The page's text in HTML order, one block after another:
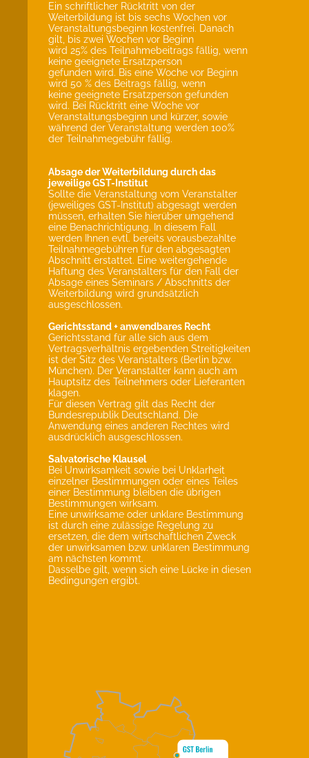
Ein schriftlicher Rücktritt von der
Weiterbildung ist bis sechs Wochen vor
Veranstaltungsbeginn kostenfrei. Danach
gilt, bis zwei Wochen vor Beginn
wird 25% des Teilnahmebeitrags fällig, wenn
keine geeignete Ersatzperson
gefunden wird. Bis eine Woche vor Beginn
wird 50 % des Beitrags fällig, wenn
keine geeignete Ersatzperson gefunden
wird. Bei Rücktritt eine Woche vor
Veranstaltungsbeginn und kürzer, sowie
während der Veranstaltung werden 100%
der Teilnahmegebühr fällig.
Absage der Weiterbildung durch das
jeweilige GST-Institut
Sollte die Veranstaltung vom Veranstalter
(jeweiliges GST-Institut) abgesagt werden
müssen, erhalten Sie hierüber umgehend
eine Benachrichtigung. In diesem Fall
werden Ihnen evtl. bereits vorausbezahlte
Teilnahmegebühren für den abgesagten
Abschnitt erstattet. Eine weitergehende
Haftung des Veranstalters für den Fall der
Absage eines Seminars / Abschnitts der
Weiterbildung wird grundsätzlich
ausgeschlossen.
Gerichtsstand + anwendbares Recht
Gerichtsstand für alle sich aus dem
Vertragsverhältnis ergebenden Streitigkeiten
ist der Sitz des Veranstalters (Berlin bzw.
München). Der Veranstalter kann auch am
Hauptsitz des Teilnehmers oder Lieferanten
klagen.
Für diesen Vertrag gilt das Recht der
Bundesrepublik Deutschland. Die
Anwendung eines anderen Rechtes wird
ausdrücklich ausgeschlossen.
Salvatorische Klausel
Bei Unwirksamkeit sowie bei Unklarheit
einzelner Bestimmungen oder eines Teiles
einer Bestimmung bleiben die übrigen
Bestimmungen wirksam.
Eine unwirksame oder unklare Bestimmung
ist durch eine zulässige Regelung zu
ersetzen, die dem wirtschaftlichen Zweck
der unwirksamen bzw. unklaren Bestimmung
am nächsten kommt.
Dasselbe gilt, wenn sich eine Lücke in diesen
Bedingungen ergibt.